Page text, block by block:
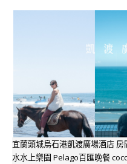
宜蘭頭城烏石港凱渡廣場酒店
水水上樂園 Pelago百匯晚餐